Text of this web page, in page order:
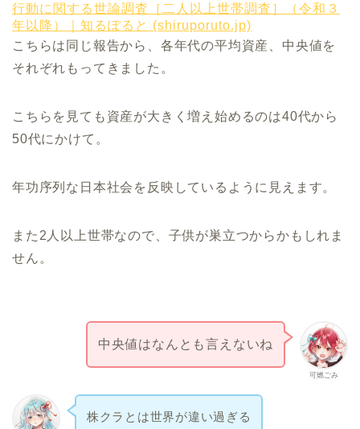
行動に関する世論調査［二人以上世帯調査］（令和３
年以降）｜知るぽると (shiruporuto.jp)
こちらは同じ報告から、各年代の平均資産、中央値を
それぞれもってきました。
こちらを見ても資産が大きく増え始めるのは40代から
50代にかけて。
年功序列な日本社会を反映しているように見えます。
また2人以上世帯なので、子供が巣立つからかもしれま
せん。
可燃ごみ
中央値はなんとも言えないね
株クラとは世界が違い過ぎる